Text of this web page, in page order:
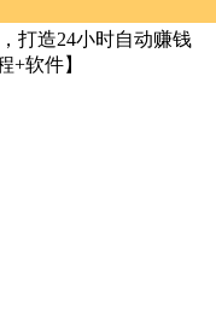
打造24小时自动赚钱
+软件】